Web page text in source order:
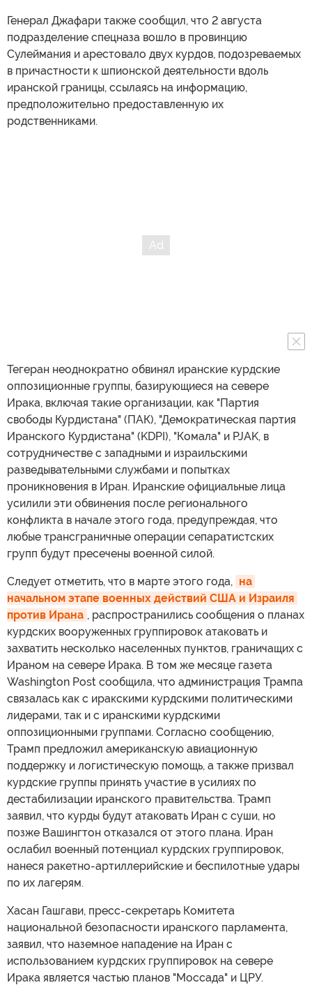
Генерал Джафари также сообщил, что 2 августа
подразделение спецназа вошло в провинцию
Сулеймания и арестовало двух курдов, подозреваемых
в причастности к шпионской деятельности вдоль
иранской границы, ссылаясь на информацию,
предположительно предоставленную их
родственниками.
Тегеран неоднократно обвинял иранские курдские
оппозиционные группы, базирующиеся на севере
Ирака, включая такие организации, как "Партия
свободы Курдистана" (ПАК), "Демократическая партия
Иранского Курдистана" (KDPI), "Комала" и PJAK, в
сотрудничестве с западными и израильскими
разведывательными службами и попытках
проникновения в Иран. Иранские официальные лица
усилили эти обвинения после регионального
конфликта в начале этого года, предупреждая, что
любые трансграничные операции сепаратистских
групп будут пресечены военной силой.
Следует отметить, что в марте этого года, на
начальном этапе военных действий США и Израиля
против Ирана , распространились сообщения о планах
курдских вооруженных группировок атаковать и
захватить несколько населенных пунктов, граничащих с
Ираном на севере Ирака. В том же месяце газета
Washington Post сообщила, что администрация Трампа
связалась как с иракскими курдскими политическими
лидерами, так и с иранскими курдскими
оппозиционными группами. Согласно сообщению,
Трамп предложил американскую авиационную
поддержку и логистическую помощь, а также призвал
курдские группы принять участие в усилиях по
дестабилизации иранского правительства. Трамп
заявил, что курды будут атаковать Иран с суши, но
позже Вашингтон отказался от этого плана. Иран
ослабил военный потенциал курдских группировок,
нанеся ракетно-артиллерийские и беспилотные удары
по их лагерям.
Хасан Гашгави, пресс-секретарь Комитета
национальной безопасности иранского парламента,
заявил, что наземное нападение на Иран с
использованием курдских группировок на севере
Ирака является частью планов "Моссада" и ЦРУ.